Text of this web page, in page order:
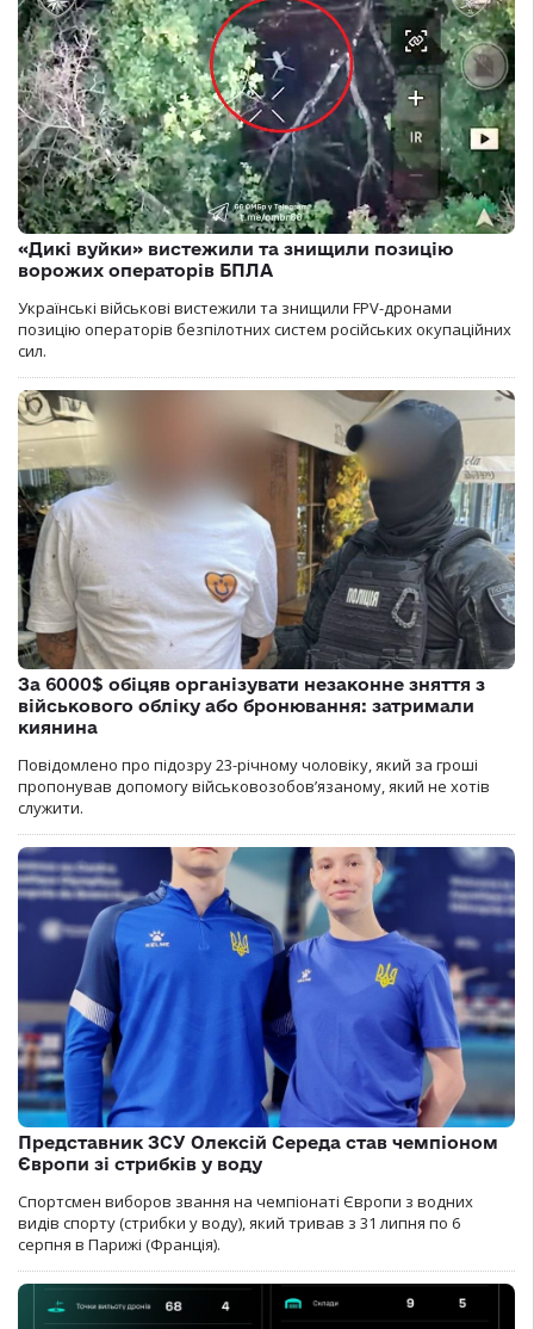
«Дикі вуйки» вистежили та знищили позицію
ворожих операторів БПЛА
Українські військові вистежили та знищили FPV-дронами
позицію операторів безпілотних систем російських окупаційних
сил.
За 6000$ обіцяв організувати незаконне зняття з
військового обліку або бронювання: затримали
киянина
Повідомлено про підозру 23-річному чоловіку, який за гроші
пропонував допомогу військовозобов’язаному, який не хотів
служити.
Представник ЗСУ Олексій Середа став чемпіоном
Європи зі стрибків у воду
Спортсмен виборов звання на чемпіонаті Європи з водних
видів спорту (стрибки у воду), який тривав з 31 липня по 6
серпня в Парижі (Франція).